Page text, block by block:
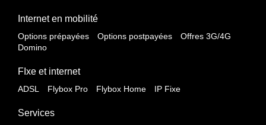
Internet en mobilité
Options prépayées Options postpayées
Offres 3G/4G
Domino
FIxe et internet
ADSL Flybox Pro Flybox Home IP Fixe
Services